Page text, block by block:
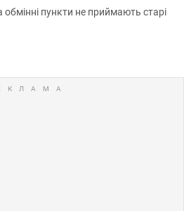
пункти не приймають старі